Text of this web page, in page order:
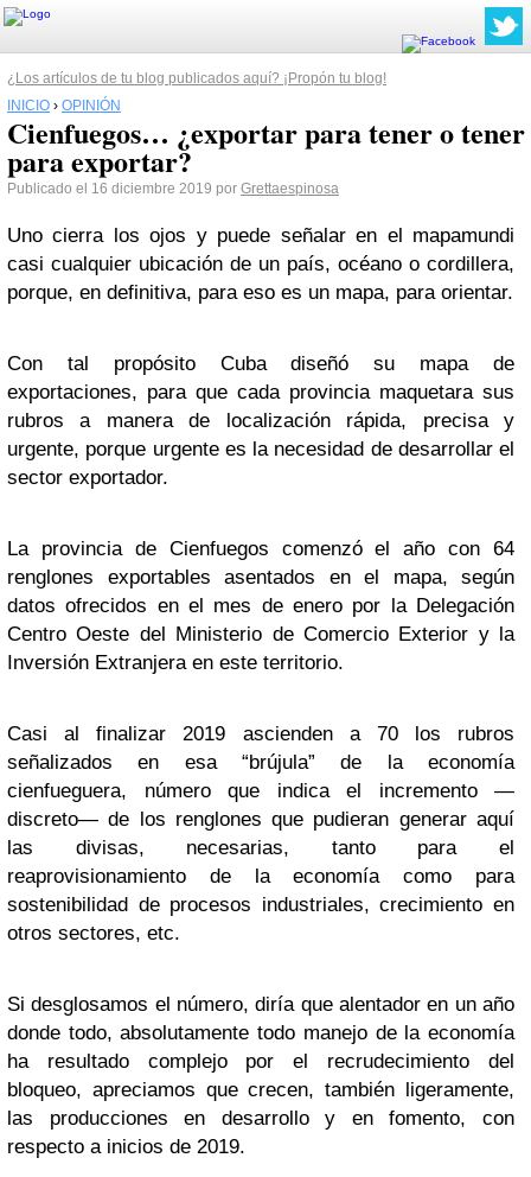
¿Los artículos de tu blog publicados aquí? ¡Propón tu blog!
INICIO › OPINIÓN
Cienfuegos… ¿exportar para tener o tener
para exportar?
Publicado el 16 diciembre 2019 por Grettaespinosa
Uno cierra los ojos y puede señalar en el mapamundi
casi cualquier ubicación de un país, océano o cordillera,
porque, en definitiva, para eso es un mapa, para orientar.
Con tal propósito Cuba diseñó su mapa de
exportaciones, para que cada provincia maquetara sus
rubros a manera de localización rápida, precisa y
urgente, porque urgente es la necesidad de desarrollar el
sector exportador.
La provincia de Cienfuegos comenzó el año con 64
renglones exportables asentados en el mapa, según
datos ofrecidos en el mes de enero por la Delegación
Centro Oeste del Ministerio de Comercio Exterior y la
Inversión Extranjera en este territorio.
Casi al finalizar 2019 ascienden a 70 los rubros
señalizados en esa “brújula” de la economía
cienfueguera, número que indica el incremento —
discreto— de los renglones que pudieran generar aquí
las divisas, necesarias, tanto para el
reaprovisionamiento de la economía como para
sostenibilidad de procesos industriales, crecimiento en
otros sectores, etc.
Si desglosamos el número, diría que alentador en un año
donde todo, absolutamente todo manejo de la economía
ha resultado complejo por el recrudecimiento del
bloqueo, apreciamos que crecen, también ligeramente,
las producciones en desarrollo y en fomento, con
respecto a inicios de 2019.